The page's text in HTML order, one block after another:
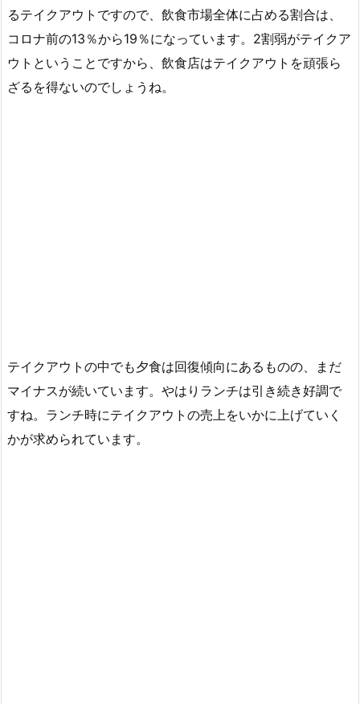
るテイクアウトですので、飲食市場全体に占める割合は、
コロナ前の13％から19％になっています。2割弱がテイクア
ウトということですから、飲食店はテイクアウトを頑張ら
ざるを得ないのでしょうね。
テイクアウトの中でも夕食は回復傾向にあるものの、まだ
マイナスが続いています。やはりランチは引き続き好調で
すね。ランチ時にテイクアウトの売上をいかに上げていく
かが求められています。